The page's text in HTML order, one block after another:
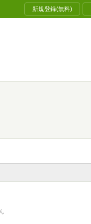
新規登録(無料)